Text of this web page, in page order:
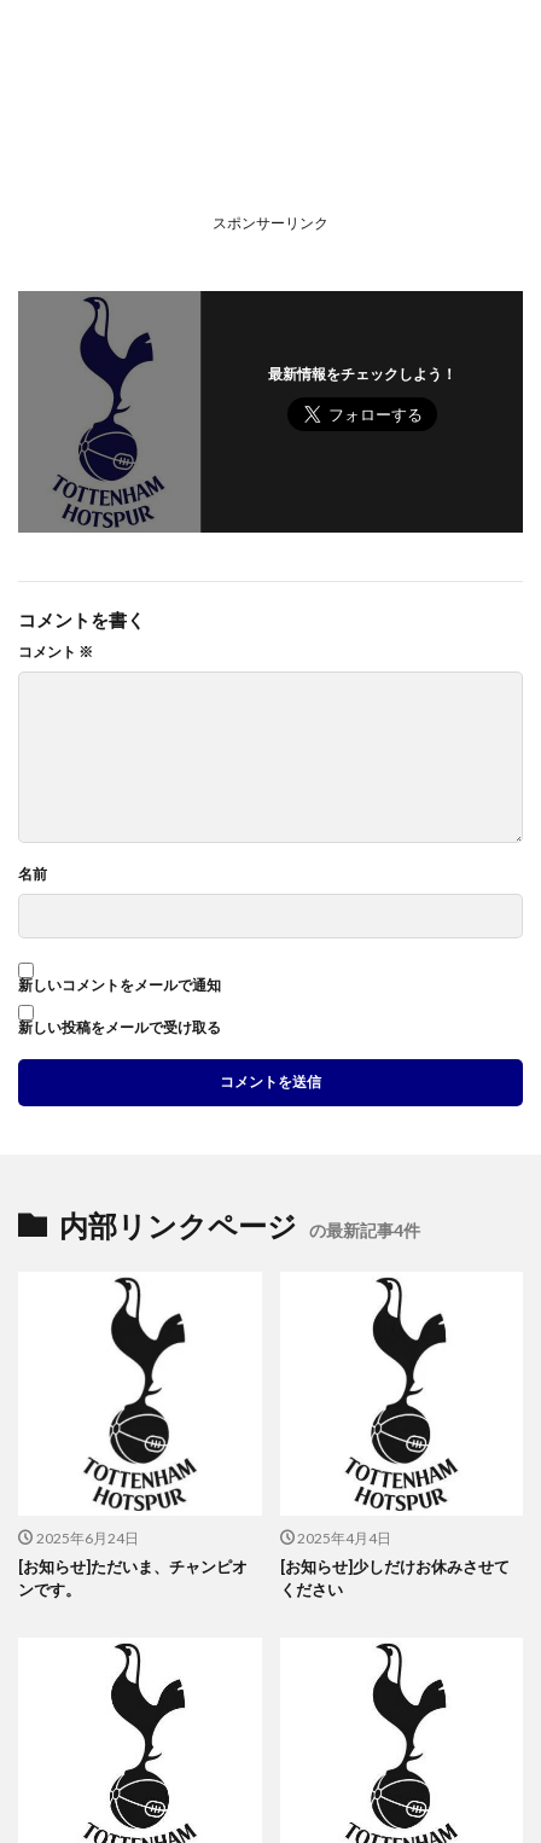
スポンサーリンク
最新情報をチェックしよう！
コメントを書く
コメント ※
名前
新しいコメントをメールで通知
新しい投稿をメールで受け取る
内部リンクページ の最新記事4件
2025年6月24日
[お知らせ]ただいま、チャンピオ
ンです。
2025年4月4日
[お知らせ]少しだけお休みさせて
ください